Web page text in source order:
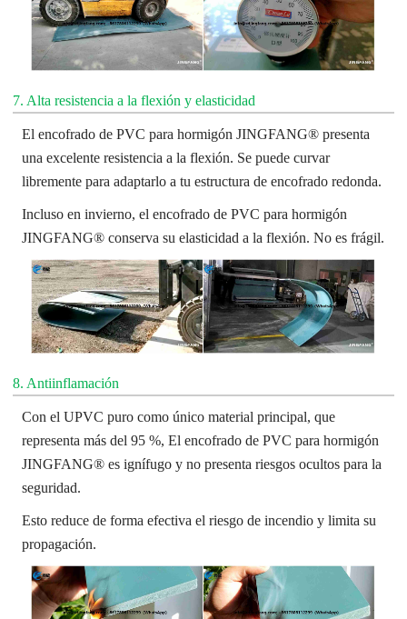
7. Alta resistencia a la flexión y elasticidad
El encofrado de PVC para hormigón JINGFANG® presenta
una excelente resistencia a la flexión. Se puede curvar
libremente para adaptarlo a tu estructura de encofrado redonda.
Incluso en invierno, el encofrado de PVC para hormigón
JINGFANG® conserva su elasticidad a la flexión. No es frágil.
8. Antiinflamación
Con el UPVC puro como único material principal, que
representa más del 95 %,El encofrado de PVC para hormigón
JINGFANG® es ignífugo y no presenta riesgos ocultos para la
seguridad.
Esto reduce de forma efectiva el riesgo de incendio y limita su
propagación.